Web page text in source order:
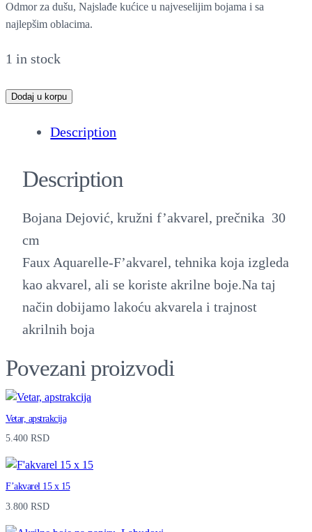
Odmor za dušu, Najslađe kućice u najveselijim bojama i sa
najlepšim oblacima.
1 in stock
K
r
n
Dodaj u korpu
Description
Description
Bojana Dejović, kružni f’akvarel, prečnika 30
cm
Faux Aquarelle-F’akvarel, tehnika koja izgleda
kao akvarel, ali se koriste akrilne boje.Na taj
način dobijamo lakoću akvarela i trajnost
akrilnih boja
Povezani proizvodi
Vetar, apstrakcija
5.400 RSD
F’akvarel 15 x 15
3.800 RSD